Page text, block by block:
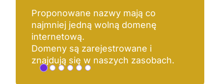
a następnie porównaj.
Poproś też znajomych, aby pomogli
Ci w wyborze.